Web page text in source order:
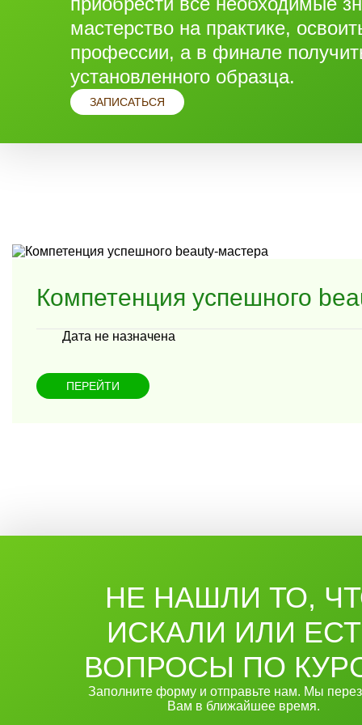
мастерство на практике,
профессии, а в финале
установленного образца.
ЗАПИСАТЬСЯ
Компетенция успешного
Дата не назначена
ПЕРЕЙТИ
НЕ НАШЛИ ТО,
ИСКАЛИ ИЛИ
ВОПРОСЫ ПО
Заполните форму и отправьте нам. Мы
Вам в ближайшее время.